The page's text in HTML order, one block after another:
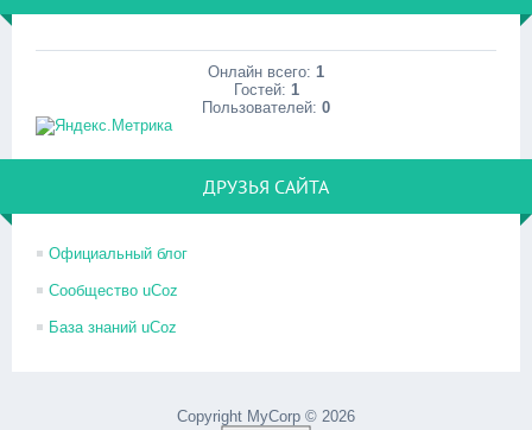
Онлайн всего: 1
Гостей: 1
Пользователей: 0
ДРУЗЬЯ САЙТА
Официальный блог
Сообщество uCoz
База знаний uCoz
Copyright MyCorp © 2026